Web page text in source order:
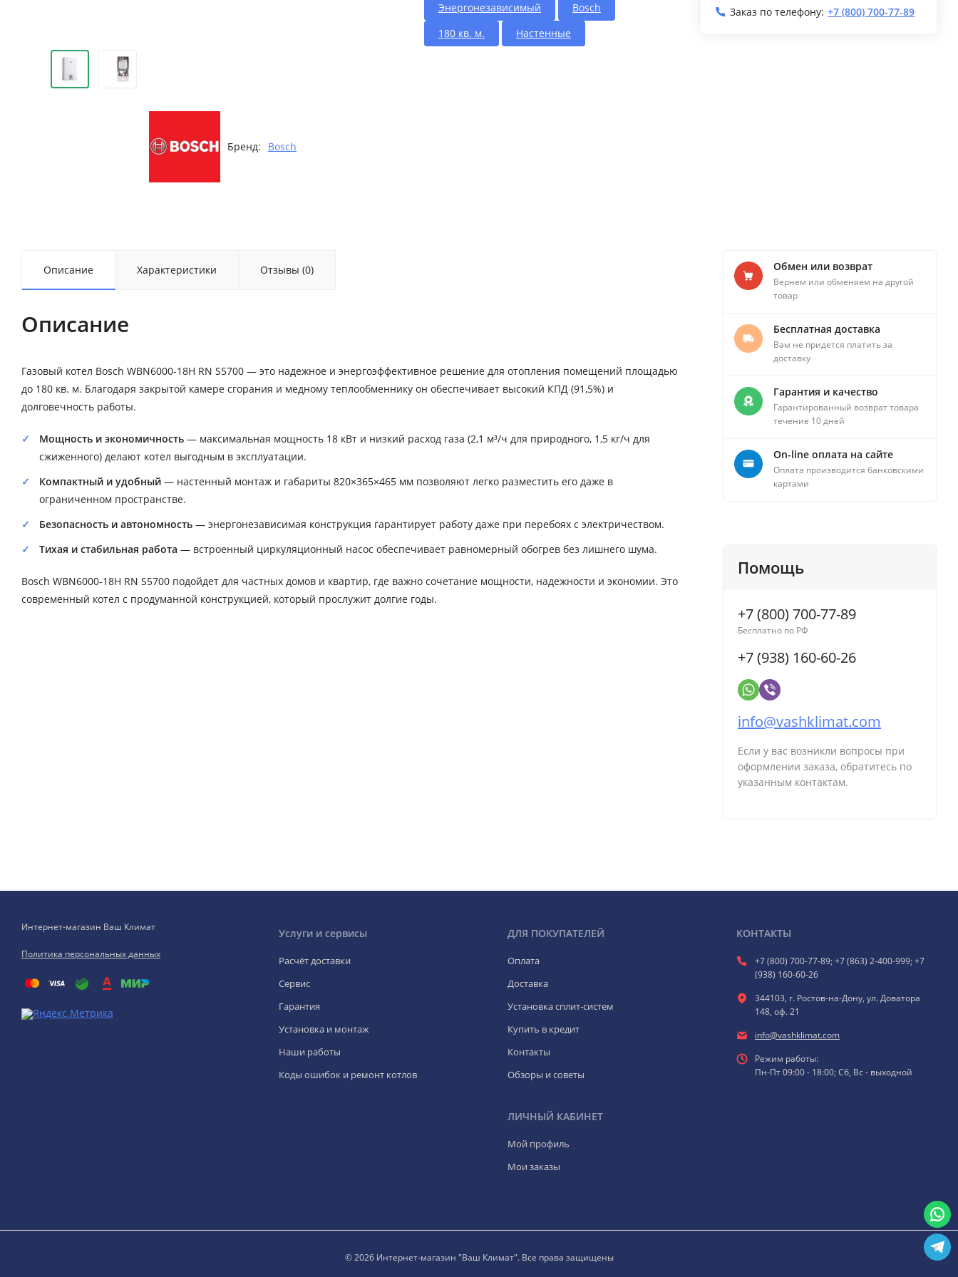
Бренд: Bosch
Энергонезависимый
Bosch
180 кв. м.
Настенные
Заказ по телефону: +7 (800) 700-77-89
Описание Характеристики Отзывы (0)
Описание
Газовый котел Bosch WBN6000-18H RN S5700 — это надежное и энергоэффективное решение для отопления помещений площадью
до 180 кв. м. Благодаря закрытой камере сгорания и медному теплообменнику он обеспечивает высокий КПД (91,5%) и
долговечность работы.
Мощность и экономичность — максимальная мощность 18 кВт и низкий расход газа (2,1 м³/ч для природного, 1,5 кг/ч для
сжиженного) делают котел выгодным в эксплуатации.
Компактный и удобный — настенный монтаж и габариты 820×365×465 мм позволяют легко разместить его даже в
ограниченном пространстве.
Безопасность и автономность — энергонезависимая конструкция гарантирует работу даже при перебоях с электричеством.
Тихая и стабильная работа — встроенный циркуляционный насос обеспечивает равномерный обогрев без лишнего шума.
Bosch WBN6000-18H RN S5700 подойдет для частных домов и квартир, где важно сочетание мощности, надежности и экономии. Это
современный котел с продуманной конструкцией, который прослужит долгие годы.
Обмен или возврат
Вернем или обменяем на другой
товар
Бесплатная доставка
Вам не придется платить за
доставку
Гарантия и качество
Гарантированный возврат товара
течение 10 дней
On-line оплата на сайте
Оплата производится банковскими
картами
Помощь
+7 (800) 700-77-89
Бесплатно по РФ
+7 (938) 160-60-26
info@vashklimat.com
Если у вас возникли вопросы при
оформлении заказа, обратитесь по
указанным контактам.
Интернет-магазин Ваш Климат
Политика персональных данных
Услуги и сервисы
Расчёт доставки
Сервис
Гарантия
Установка и монтаж
Наши работы
Коды ошибок и ремонт котлов
ДЛЯ ПОКУПАТЕЛЕЙ
Оплата
Доставка
Установка сплит-систем
Купить в кредит
Контакты
Обзоры и советы
ЛИЧНЫЙ КАБИНЕТ
Мой профиль
Мои заказы
КОНТАКТЫ
+7 (800) 700-77-89; +7 (863) 2-400-999; +7
(938) 160-60-26
344103, г. Ростов-на-Дону, ул. Доватора
148, оф. 21
info@vashklimat.com
Режим работы:
Пн-Пт 09:00 - 18:00; Сб, Вс - выходной
© 2026 Интернет-магазин "Ваш Климат". Все права защищены